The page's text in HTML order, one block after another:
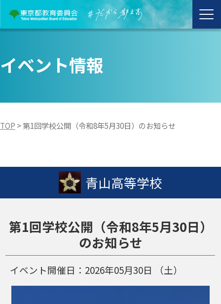
イベント情報
TOP >第1回学校公開（令和8年5月30日）のお知らせ
青山高等学校
第1回学校公開（令和8年5月30日）
のお知らせ
イベント開催日： 2026年05月30日 （土）